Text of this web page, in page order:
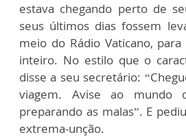
estava chegando perto de
seus últimos dias fossem
meio do Rádio Vaticano,
inteiro. No estilo que o
disse a seu secretário:
viagem. Avise ao mundo
preparando as malas”. E
extrema-unção.